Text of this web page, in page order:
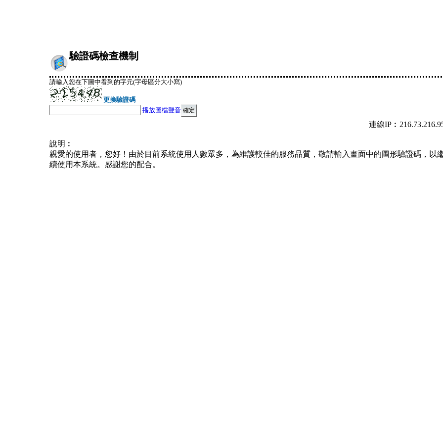
驗證碼檢查機制
請輸入您在下圖中看到的字元(字母區分大小寫)
更換驗證碼
播放圖檔聲音
連線
說明︰
親愛的使用者，您好！由於目前系統使用人數眾多，為維護較佳的服務品質，敬請輸入畫面中的圖形驗證碼，以
續使用本系統。感謝您的配合。